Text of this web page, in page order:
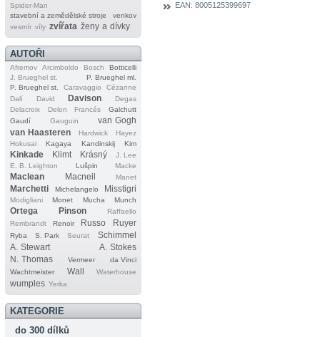
Spider‐Man
stavební a zemědělské stroje
venkov
vesmír víly zvířata ženy a dívky
AUTOŘI
Afremov Arcimboldo Bosch
Botticelli
J. Brueghel st.
P. Brueghel ml.
P. Brueghel st.
Caravaggio
Cézanne
Dalí
David Davison
Degas
Delacroix
Delon Francés
Galchutt
Gaudí
Gauguin
van Gogh
van Haasteren
Hardwick
Hayez
Hokusai
Kagaya Kandinskij Kim
Kinkade Klimt Krásný
J. Lee
E. B. Leighton
Lušpin Macke
Maclean Macneil Manet
Marchetti Michelangelo Misstigri
Modigliani Monet Mucha Munch
Ortega Pinson
Raffaello
Rembrandt
Renoir Russo Ruyer
Ryba S. Park Seurat
Schimmel
A. Stewart
A. Stokes
N. Thomas
Vermeer
da Vinci
Wachtmeister
Wall Waterhouse
wumples Yerka
KATEGORIE
do 300 dílků
EAN: 8005125399697